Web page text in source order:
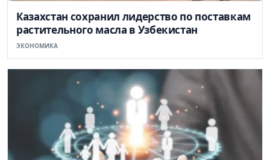
Казахстан сохранил лидерство по поставкам
растительного масла в Узбекистан
ЭКОНОМИКА